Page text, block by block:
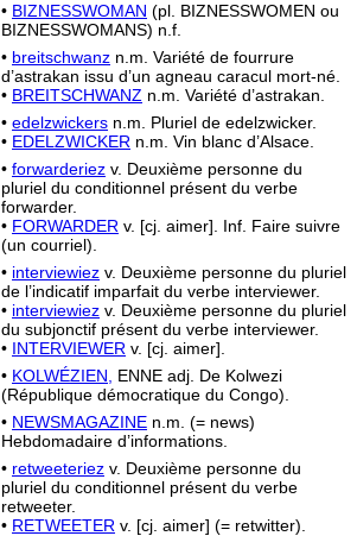
• BIZNESSWOMAN (pl. BIZNESSWOMEN ou
BIZNESSWOMANS) n.f.
• breitschwanz n.m. Variété de fourrure
d’astrakan issu d’un agneau caracul mort-né.
• BREITSCHWANZ n.m. Variété d’astrakan.
• edelzwickers n.m. Pluriel de edelzwicker.
• EDELZWICKER n.m. Vin blanc d’Alsace.
• forwarderiez v. Deuxième personne du
pluriel du conditionnel présent du verbe
forwarder.
• FORWARDER v. [cj. aimer]. Inf. Faire suivre
(un courriel).
• interviewiez v. Deuxième personne du pluriel
de l’indicatif imparfait du verbe interviewer.
• interviewiez v. Deuxième personne du pluriel
du subjonctif présent du verbe interviewer.
• INTERVIEWER v. [cj. aimer].
• KOLWÉZIEN,
ENNE adj. De Kolwezi
(République démocratique du Congo).
• NEWSMAGAZINE n.m. (= news)
Hebdomadaire d’informations.
• retweeteriez v. Deuxième personne du
pluriel du conditionnel présent du verbe
retweeter.
• RETWEETER v. [cj. aimer] (= retwitter).